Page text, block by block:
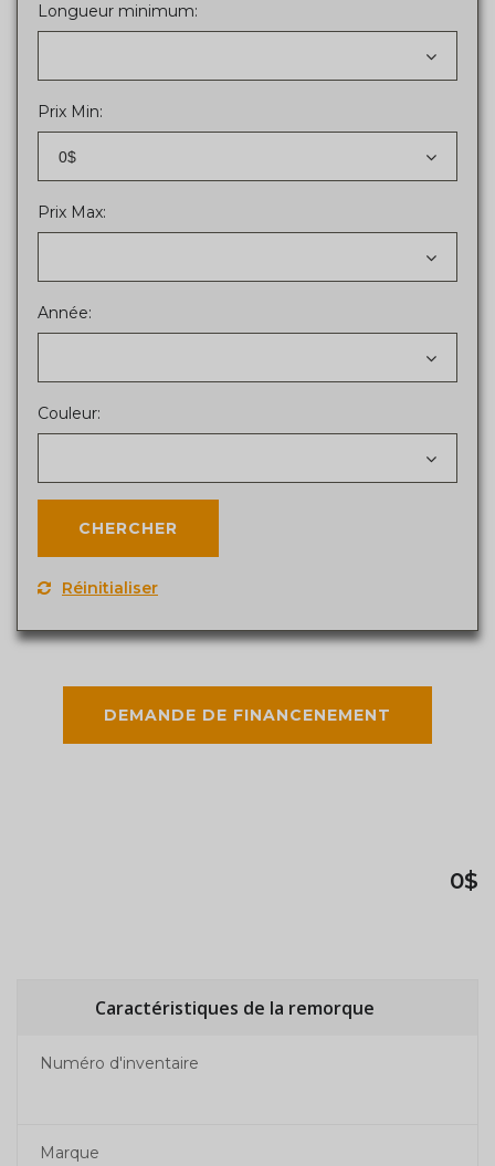
Longueur minimum:
Prix Min:
0$
Prix Max:
Année:
Couleur:
Réinitialiser
DEMANDE DE FINANCENEMENT
0$
Caractéristiques de la remorque
Numéro d'inventaire
Marque